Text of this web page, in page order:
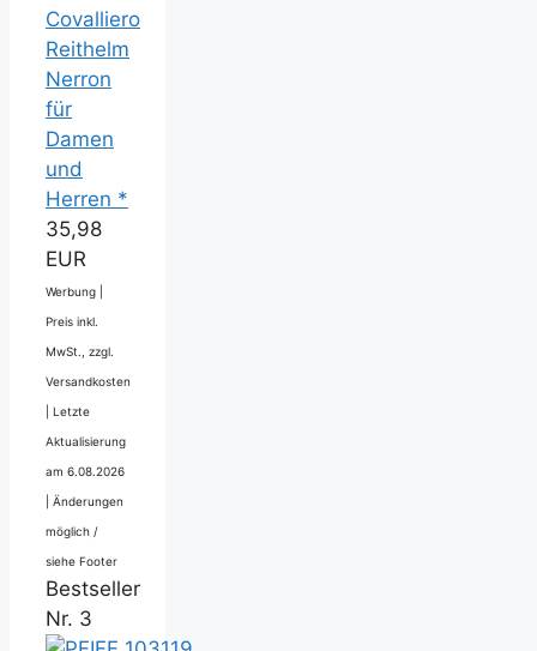
Covalliero
Reithelm
Nerron
für
Damen
und
Herren *
35,98
EUR
Werbung |
Preis inkl.
MwSt., zzgl.
Versandkosten
Letzte
Aktualisierung
am 6.08.2026
Änderungen
möglich /
siehe Footer
Bestseller
Nr. 3